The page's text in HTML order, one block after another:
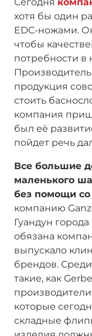
Сегодня
хотя бы один
EDC-ножами.
чтобы
потребности в
Производитель
продукция
стоить
компания
был её
пойдет речь
Все большие
маленького
без помощи со
компанию
Гуандун
обязана
выпускало
брендов.
такие, как
которые
складные